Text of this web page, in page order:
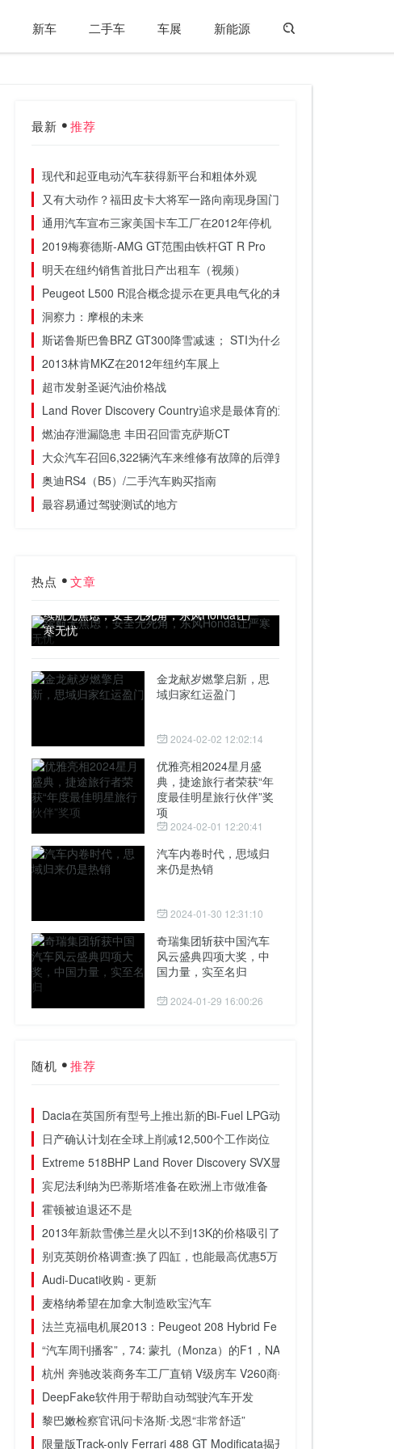
新车 二手车 车展 新能源
最新 推荐
现代和起亚电动汽车获得新平台和粗体外观
又有大动作？福田皮卡大将军一路向南现身国门文昌
通用汽车宣布三家美国卡车工厂在2012年停机
2019梅赛德斯-AMG GT范围由铁杆GT R Pro
明天在纽约销售首批日产出租车（视频）
Peugeot L500 R混合概念提示在更具电气化的未来
洞察力：摩根的未来
斯诺鲁斯巴鲁BRZ GT300降雪减速； STI为什么不添加AWD？
2013林肯MKZ在2012年纽约车展上
超市发射圣诞汽油价格战
Land Rover Discovery Country追求是最体育的迪斯科
燃油存泄漏隐患 丰田召回雷克萨斯CT
大众汽车召回6,322辆汽车来维修有故障的后弹簧
奥迪RS4（B5）/二手汽车购买指南
最容易通过驾驶测试的地方
热点 文章
续航无焦虑，安全无死角，东风Honda让严
寒无忧
金龙献岁燃擎启新，思
域归家红运盈门
2024-02-02 12:02:14
优雅亮相2024星月盛
典，捷途旅行者荣获“年
度最佳明星旅行伙伴”奖
项
2024-02-01 12:20:41
汽车内卷时代，思域归
来仍是热销
2024-01-30 12:31:10
奇瑞集团斩获中国汽车
风云盛典四项大奖，中
国力量，实至名归
2024-01-29 16:00:26
随机 推荐
Dacia在英国所有型号上推出新的Bi-Fuel LPG动力总成
日产确认计划在全球上削减12,500个工作岗位
Extreme 518BHP Land Rover Discovery SVX显示在法兰克福电机展
宾尼法利纳为巴蒂斯塔准备在欧洲上市做准备
霍顿被迫退还不是
2013年新款雪佛兰星火以不到13K的价格吸引了年轻的买家
别克英朗价格调查:换了四缸，也能最高优惠5万
Audi-Ducati收购 - 更新
麦格纳希望在加拿大制造欧宝汽车
法兰克福电机展2013：Peugeot 208 Hybrid Fe
“汽车周刊播客”，74: 蒙扎（Monza）的F1，NASCAR季后赛和
杭州 奔驰改装商务车工厂直销 V级房车 V260商务车定制升级报价
DeepFake软件用于帮助自动驾驶汽车开发
黎巴嫩检察官讯问卡洛斯·戈恩“非常舒适”
限量版Track-only Ferrari 488 GT Modificata揭开